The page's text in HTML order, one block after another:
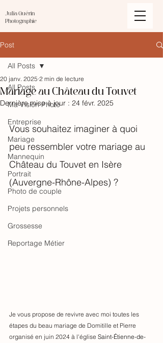
Julia Guérin
Photographie
Post
All Posts
Ma Vision Photo
Entreprise
Mariage
Mannequin
Portrait
Photo de couple
Projets personnels
Grossesse
Reportage Métier
All Posts
Mariage au Château du Touvet
20 janv. 2025 2 min de lecture
Dernière mise à jour : 24 févr. 2025
Vous souhaitez imaginer à quoi
peu ressembler votre mariage au
Château du Touvet en Isère
(Auvergne-Rhône-Alpes) ?
Je vous propose de revivre avec moi toutes les
étapes du beau mariage de Domitille et Pierre
organisé en juin 2024 à l'église Saint-Étienne-de-